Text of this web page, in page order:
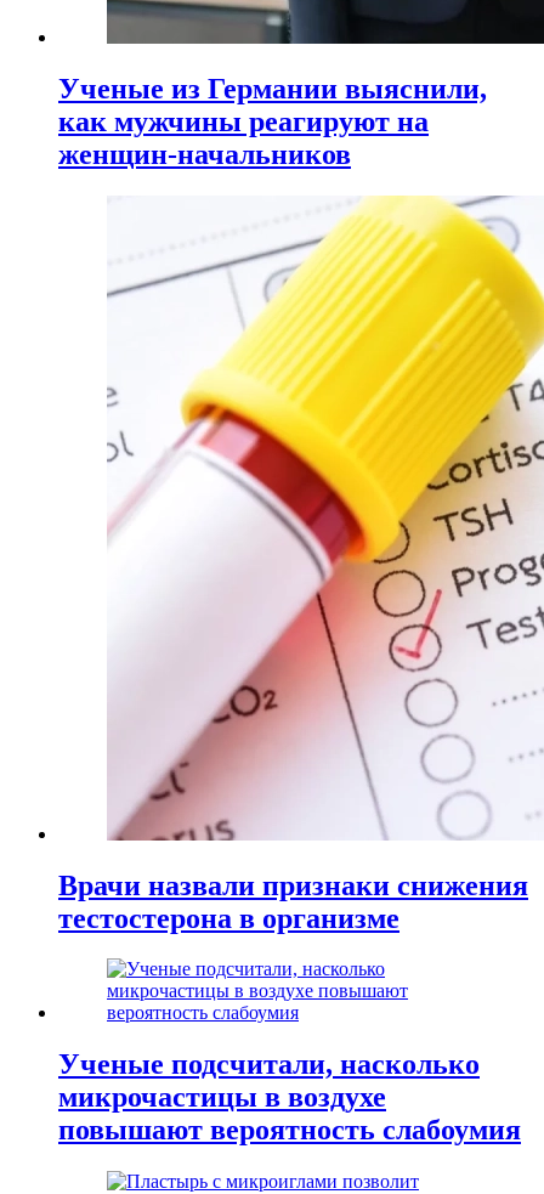
Ученые из Германии выяснили,
как мужчины реагируют на
женщин-начальников
Врачи назвали признаки снижения
тестостерона в организме
Ученые подсчитали, насколько
микрочастицы в воздухе
повышают вероятность слабоумия